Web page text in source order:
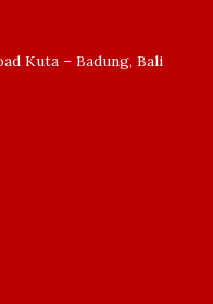
Kuta – Badung, Bali